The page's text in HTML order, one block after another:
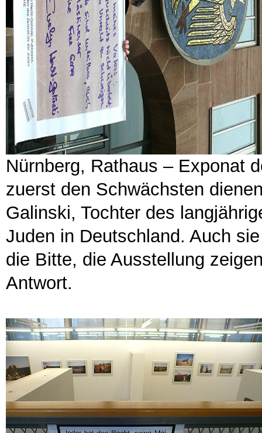
Nürnberg, Rathaus – Exponat
zuerst den Schwächsten
Galinski, Tochter des
Juden in Deutschland. Auch
die Bitte, die Ausstellung
Antwort.